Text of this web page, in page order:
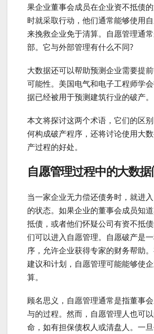
果企业董事会成员在企业资不抵债
时就采取行动，他们通常能够使用
来挽救企业免于清算。自愿管理通
部。它与外部管理有什么不同?
大数据还可以帮助预测企业需要提
可能性。美国电气和电子工程师学
据已经被用于预测建筑行业的破产。
本文将探讨这两个术语，它们的区
何构成破产程序，还将讨论使用大
产过程的好处。
自愿管理过程中的大数
当一家企业无力偿还债务时，就进
的状态。如果企业的董事会成员知
抵债，或者他们怀疑公司有资不抵
们可以进入自愿管理。自愿破产是
序，允许企业获得专家的财务帮助
建议和计划，自愿管理可能能够使
算。
顾名思义，自愿管理通常是指董事
与的过程。然而，自愿管理人也可
命，如有担保债权人或清盘人。一